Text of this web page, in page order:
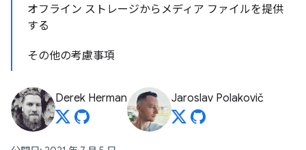
オフライン ストレージからメディア ファイルを提供
する
その他の考慮事項
Derek Herman Jaroslav Polakovič